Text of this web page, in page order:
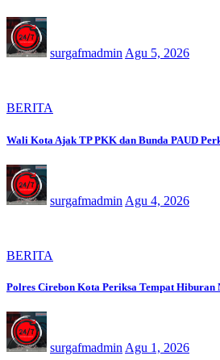
surgafmadmin Agu 5, 2026
BERITA
Wali Kota Ajak TP PKK dan Bunda PAUD
surgafmadmin Agu 4, 2026
BERITA
Polres Cirebon Kota Periksa Tempat
surgafmadmin Agu 1, 2026